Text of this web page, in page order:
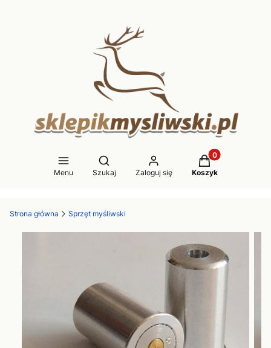
Menu
Otwórz wyszukiwarkę
Szukaj Zaloguj się
Produkty w
Koszyk
Strona główna Sprzęt myśliwski